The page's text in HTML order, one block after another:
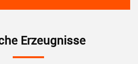
Erzeugnisse